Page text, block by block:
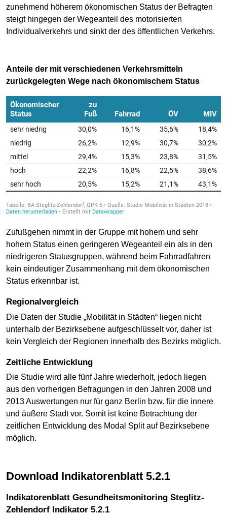
zunehmend höherem ökonomischen Status der Befragten
steigt hingegen der Wegeanteil des motorisierten
Individualverkehrs und sinkt der des öffentlichen Verkehrs.
Anteile der mit verschiedenen Verkehrsmitteln
zurückgelegten Wege nach ökonomischem Status
Zufußgehen nimmt in der Gruppe mit hohem und sehr
hohem Status einen geringeren Wegeanteil ein als in den
niedrigeren Statusgruppen, während beim Fahrradfahren
kein eindeutiger Zusammenhang mit dem ökonomischen
Status erkennbar ist.
Regionalvergleich
Die Daten der Studie „Mobilität in Städten“ liegen nicht
unterhalb der Bezirksebene aufgeschlüsselt vor, daher ist
kein Vergleich der Regionen innerhalb des Bezirks möglich.
Zeitliche Entwicklung
Die Studie wird alle fünf Jahre wiederholt, jedoch liegen
aus den vorherigen Befragungen in den Jahren 2008 und
2013 Auswertungen nur für ganz Berlin bzw. für die innere
und äußere Stadt vor. Somit ist keine Betrachtung der
zeitlichen Entwicklung des Modal Split auf Bezirksebene
möglich.
Download Indikatorenblatt 5.2.1
Indikatorenblatt Gesundheitsmonitoring Steglitz-
Zehlendorf Indikator 5.2.1